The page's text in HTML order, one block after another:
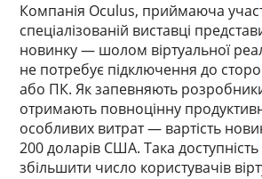
Компанія Oculus, приймаюча
спеціалізованій виставці
новинку — шолом віртуальної
не потребує підключення до
або ПК. Як запевняють
отримають повноцінну
особливих витрат — вартість
200 доларів США. Така
збільшити число користувачів